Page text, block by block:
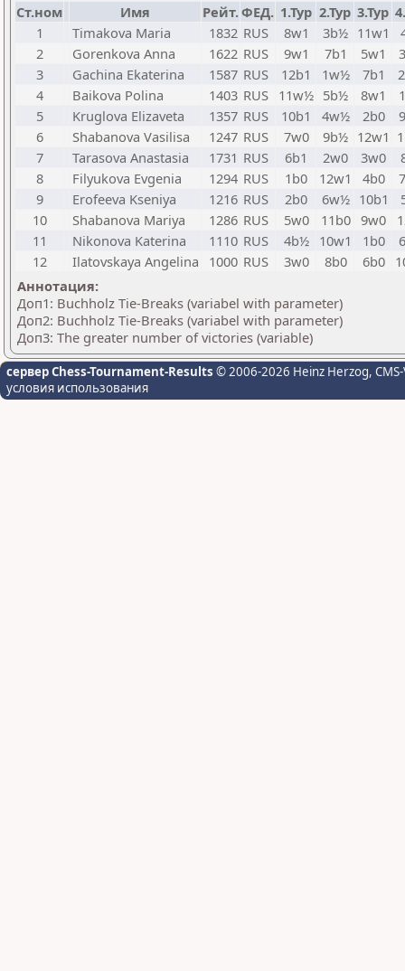
Ст.ном Имя Рейт.ФЕД. 1.Тур 2.Тур 3.Тур
1
Timakova Maria 1832 RUS 8w1 3b½ 11w1
2
Gorenkova Anna 1622 RUS 9w1 7b1 5w1
3
Gachina Ekaterina 1587 RUS 12b1 1w½ 7b1
4
Baikova Polina 1403 RUS 11w½ 5b½ 8w1
5
Kruglova Elizaveta 1357 RUS 10b1 4w½ 2b0
6
Shabanova Vasilisa 1247 RUS 7w0 9b½ 12w1
7
Tarasova Anastasia 1731 RUS 6b1 2w0 3w0
8
Filyukova Evgenia 1294 RUS 1b0 12w1 4b0
9
Erofeeva Kseniya 1216 RUS 2b0 6w½ 10b1
10
Shabanova Mariya 1286 RUS 5w0 11b0 9w0
11
Nikonova Katerina 1110 RUS 4b½ 10w1 1b0
12
Ilatovskaya Angelina 1000 RUS 3w0 8b0 6b0
Аннотация:
Доп1: Buchholz Tie-Breaks (variabel with parameter)
Доп2: Buchholz Tie-Breaks (variabel with parameter)
Доп3: The greater number of victories (variable)
сервер Chess-Tournament-Results © 2006-2026 Heinz Herzog,
условия использования